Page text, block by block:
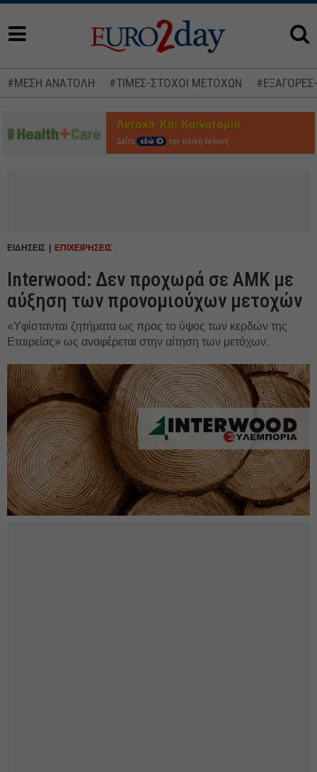
#ΜΕΣΗ ΑΝΑΤΟΛΗ #ΤΙΜΕΣ-ΣΤΟΧΟΙ ΜΕΤΟΧΩΝ
Δείτε εδώ την ειδική έκδοση
ΕΙΔΗΣΕΙΣ ΕΠΙΧΕΙΡΗΣΕΙΣ
Interwood: Δεν προχωρά σε ΑΜΚ με
αύξηση των προνομιούχων μετοχών
«Yφίστανται ζητήματα ως προς το ύψος των κερδών της
Εταιρείας» ως αναφέρεται στην αίτηση των μετόχων.